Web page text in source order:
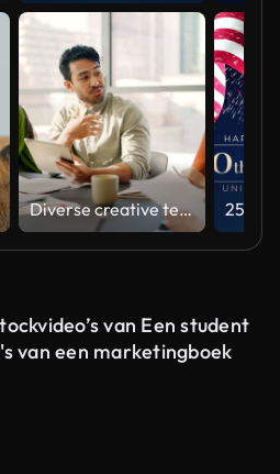
Diverse creative team collaborating on a marketing strategy in an office meeting
van Een student
van een marketingboek